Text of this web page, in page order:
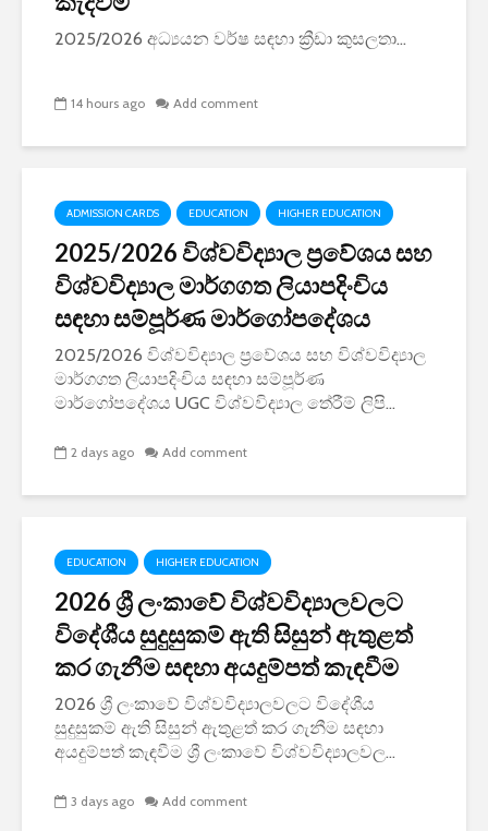
2025/2026 අධ්‍යයන වර්ෂ සඳහා ක්‍රීඩා කුසලතා...
14 hours ago Add comment
ADMISSION CARDS EDUCATION HIGHER EDUCATION
2025/2026 විශ්වවිද්‍යාල ප්‍රවේශය සහ
විශ්වවිද්‍යාල මාර්ගගත ලියාපදිංචිය
සඳහා සම්පූර්ණ මාර්ගෝපදේශය
2025/2026 විශ්වවිද්‍යාල ප්‍රවේශය සහ විශ්වවිද්‍යාල
මාර්ගගත ලියාපදිංචිය සඳහා සම්පූර්ණ
මාර්ගෝපදේශය UGC විශ්වවිද්‍යාල තේරීම් ලිපි...
2 days ago Add comment
EDUCATION HIGHER EDUCATION
2026 ශ්‍රී ලංකාවේ විශ්වවිද්‍යාලවලට
විදේශීය සුදුසුකම් ඇති සිසුන් ඇතුළත්
කර ගැනීම සඳහා අයදුම්පත් කැඳවීම
2026 ශ්‍රී ලංකාවේ විශ්වවිද්‍යාලවලට විදේශීය
සුදුසුකම් ඇති සිසුන් ඇතුළත් කර ගැනීම සඳහා
අයදුම්පත් කැඳවීම ශ්‍රී ලංකාවේ විශ්වවිද්‍යාලවල...
3 days ago Add comment